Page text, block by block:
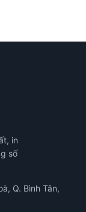
in
số
Q. Bình Tân,